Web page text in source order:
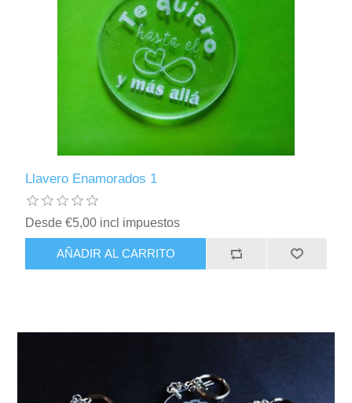
Llavero Enamorados 1
Desde €5,00 incl impuestos
AÑADIR AL CARRITO